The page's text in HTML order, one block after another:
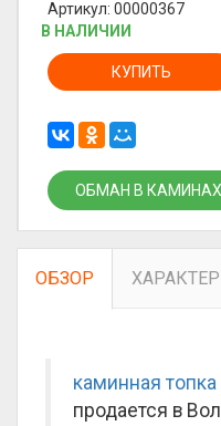
Артикул: 00000367
В НАЛИЧИИ
КУПИТЬ
ОБМАН В КАМИНАХ
ОБЗОР
каминная топка
продается в